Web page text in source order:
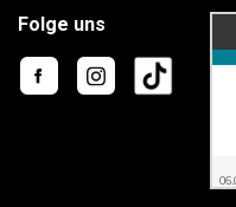
Folge uns